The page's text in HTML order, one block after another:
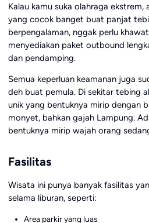
Kalau kamu suka olahraga ekstrem,
yang cocok banget buat panjat
berpengalaman, nggak perlu
menyediakan paket outbound
dan pendamping.
Semua keperluan keamanan juga
deh buat pemula. Di sekitar tebing
unik yang bentuknya mirip dengan
monyet, bahkan gajah Lampung.
bentuknya mirip wajah orang
Fasilitas
Wisata ini punya banyak fasilitas
selama liburan, seperti:
Area parkir yang luas